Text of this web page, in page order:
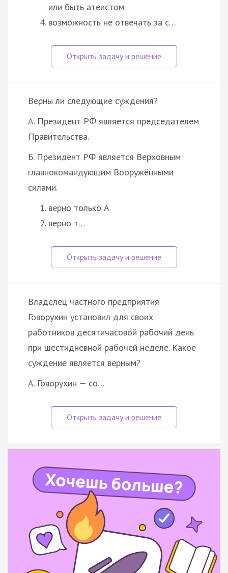
или быть атеистом
возможность не отвечать за с…
Верны ли следующие суждения?
А. Президент РФ является председателем
Правительства.
Б. Президент РФ является Верховным
главнокомандующим Вооружёнными
силами.
верно только А
верно т…
Владелец частного предприятия
Говорухин установил для своих
работников десятичасовой рабочий день
при шестидневной рабочей неделе. Какое
суждение является верным?
А. Говорухин — со…